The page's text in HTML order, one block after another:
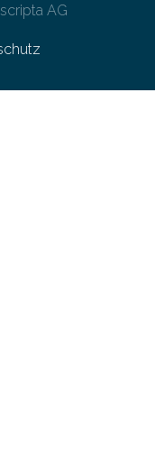
AG